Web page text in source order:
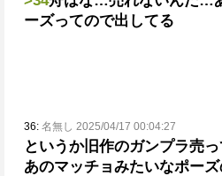
ーズってので出してる
36: 名無し 2025/04/17 00:04:27
というか旧作のガンプラ売
あのマッチョみたいなポー